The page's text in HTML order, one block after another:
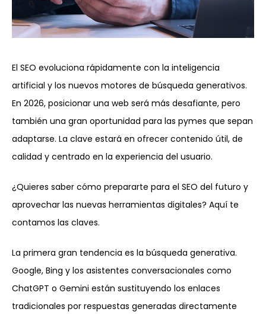
El SEO evoluciona rápidamente con la inteligencia
artificial y los nuevos motores de búsqueda generativos.
En 2026, posicionar una web será más desafiante, pero
también una gran oportunidad para las pymes que sepan
adaptarse. La clave estará en ofrecer contenido útil, de
calidad y centrado en la experiencia del usuario.
¿Quieres saber cómo prepararte para el SEO del futuro y
aprovechar las nuevas herramientas digitales? Aquí te
contamos las claves.
La primera gran tendencia es la búsqueda generativa.
Google, Bing y los asistentes conversacionales como
ChatGPT o Gemini están sustituyendo los enlaces
tradicionales por respuestas generadas directamente